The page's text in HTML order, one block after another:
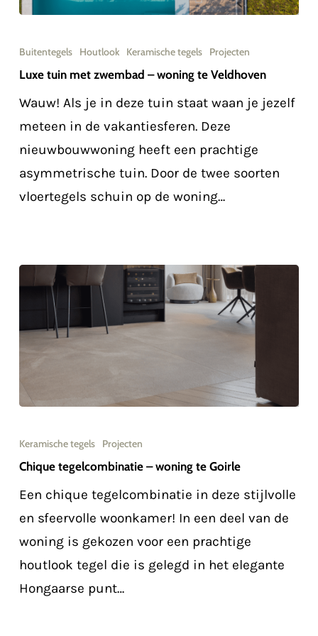
tuin
met
zwembad
woning
Veldhoven
Buitentegels Houtlook Keramische tegels Projecten
Luxe tuin met zwembad – woning te Veldhoven
Wauw! Als je in deze tuin staat waan je jezelf
meteen in de vakantiesferen. Deze
nieuwbouwwoning heeft een prachtige
asymmetrische tuin. Door de twee soorten
vloertegels schuin op de woning…
tegelcombinatie
–
woning
Goirle
Keramische tegels Projecten
Chique tegelcombinatie – woning te Goirle
Een chique tegelcombinatie in deze stijlvolle
en sfeervolle woonkamer! In een deel van de
woning is gekozen voor een prachtige
houtlook tegel die is gelegd in het elegante
Hongaarse punt…